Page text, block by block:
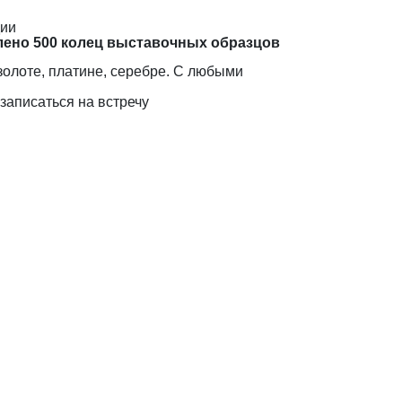
500 колец выставочных образцов
платине, серебре. С любыми
на встречу